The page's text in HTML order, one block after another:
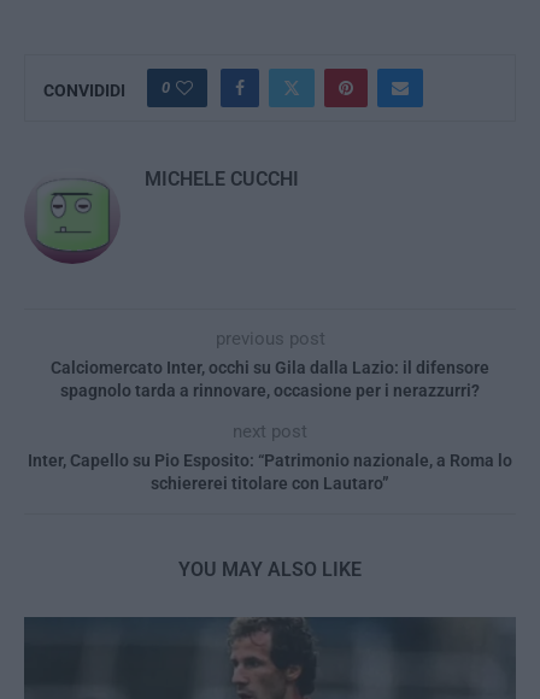
CONVIDIDI 0
MICHELE CUCCHI
previous post
Calciomercato Inter, occhi su Gila dalla Lazio: il difensore
spagnolo tarda a rinnovare, occasione per i nerazzurri?
next post
Inter, Capello su Pio Esposito: “Patrimonio nazionale, a Roma lo
schiererei titolare con Lautaro”
YOU MAY ALSO LIKE